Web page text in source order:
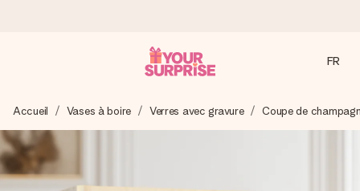
Nous préparons votre cadeau avec attention et l’envoyons
en un éclair – pour que vous puissiez l’offrir au bon moment,
quand cela compte le plus.
FR
Accueil Vases à boire Verres avec gravure Coupe de